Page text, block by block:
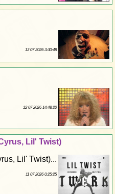
13 07 2026 3:30:48
12 07 2026 14:48:20
Lil' Twist)
Lil' Twist)...
11 07 2026 0:25:25